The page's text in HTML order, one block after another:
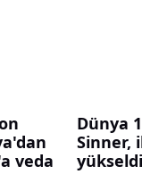
veda
Dünya
Sinner,
yükseldi